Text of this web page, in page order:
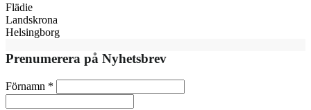
Flädie
Landskrona
Helsingborg
Prenumerera på Nyhetsbrev
Förnamn *